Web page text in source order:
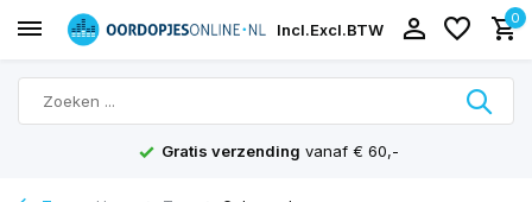
Incl.Excl.BTW
0
Gratis verzending vanaf € 60,-